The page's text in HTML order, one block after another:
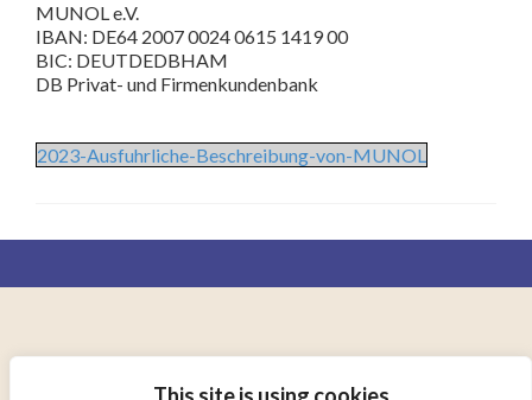
MUNOL e.V.
IBAN: DE64 2007 0024 0615 1419 00
BIC: DEUTDEDBHAM
DB Privat- und Firmenkundenbank
2023-Ausfuhrliche-Beschreibung-von-MUNOL
AD ORBEM TERRARUM CONSOCIANDUM